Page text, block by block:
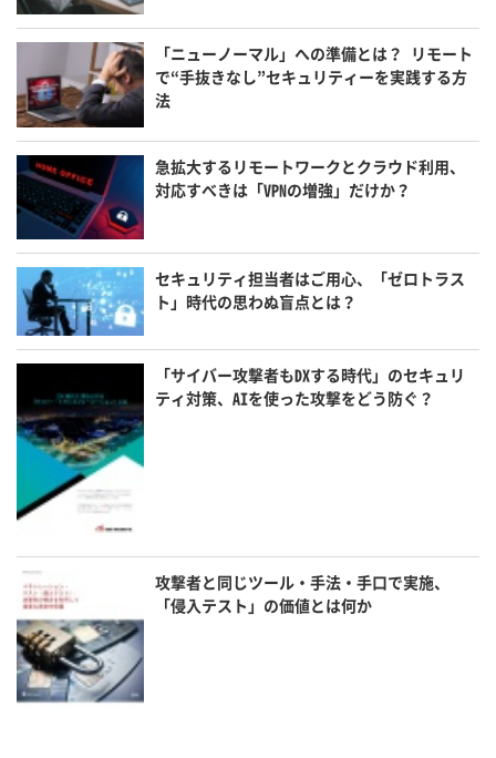
「ニューノーマル」への準備とは？ リモート
で“手抜きなし”セキュリティーを実践する方
法
急拡大するリモートワークとクラウド利用、
対応すべきは「VPNの増強」だけか？
セキュリティ担当者はご用心、「ゼロトラス
ト」時代の思わぬ盲点とは？
「サイバー攻撃者もDXする時代」のセキュリ
ティ対策、AIを使った攻撃をどう防ぐ？
攻撃者と同じツール・手法・手口で実施、
「侵入テスト」の価値とは何か